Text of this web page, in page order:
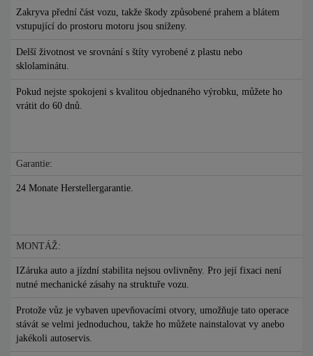
Zakryva přední část vozu, takže škody způsobené prahem a blátem
vstupující do prostoru motoru jsou sníženy.
Delší životnost ve srovnání s štíty vyrobené z plastu nebo
sklolaminátu.
Pokud nejste spokojeni s kvalitou objednaného výrobku, můžete ho
vrátit do 60 dnů.
Garantie:
24 Monate Herstellergarantie.
MONTÁŽ:
IZáruka auto a jízdní stabilita nejsou ovlivněny. Pro její fixaci není
nutné mechanické zásahy na struktuře vozu.
Protože vůz je vybaven upevňovacími otvory, umožňuje tato operace
stávát se velmi jednoduchou, takže ho můžete nainstalovat vy anebo
jakékoli autoservis.